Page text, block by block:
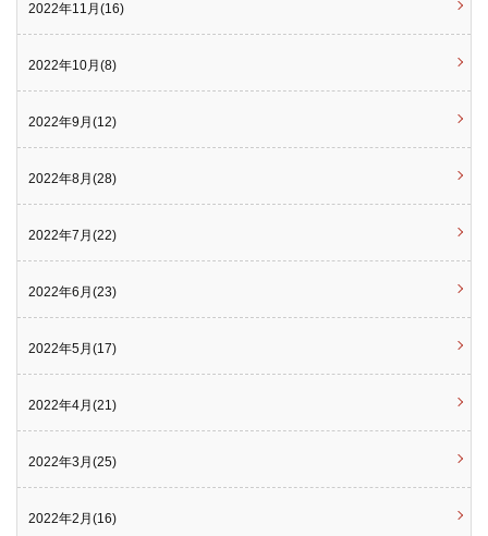
2022年11月(16)
2022年10月(8)
2022年9月(12)
2022年8月(28)
2022年7月(22)
2022年6月(23)
2022年5月(17)
2022年4月(21)
2022年3月(25)
2022年2月(16)